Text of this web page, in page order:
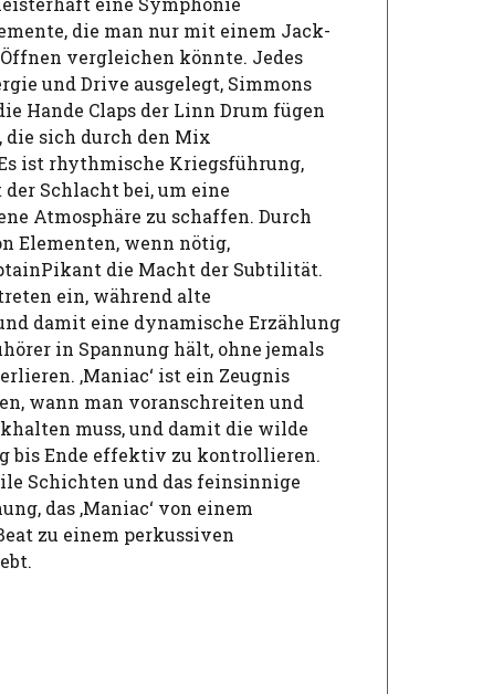
die man nur mit einem Jack-
vergleichen könnte. Jedes
und Drive ausgelegt, Simmons
Hande Claps der Linn Drum fügen
sich durch den Mix
ist rhythmische Kriegsführung,
Schlacht bei, um eine
Atmosphäre zu schaffen. Durch
Elementen, wenn nötig,
die Macht der Subtilität.
ein, während alte
damit eine dynamische Erzählung
in Spannung hält, ohne jemals
‚Maniac‘ ist ein Zeugnis
wann man voranschreiten und
muss, und damit die wilde
bis Ende effektiv zu kontrollieren.
Schichten und das feinsinnige
das ‚Maniac‘ von einem
zu einem perkussiven